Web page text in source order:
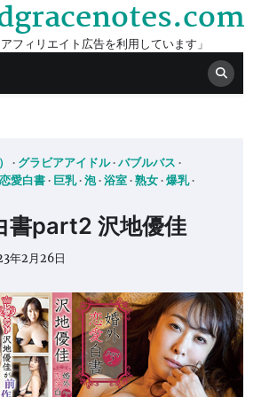
フィリエイト広告を利用しています」
グラビアアイドル バブルバス
愛白書 巨乳 泡 浴室 熟女 爆乳
書part2 沢地優佳
年2月26日